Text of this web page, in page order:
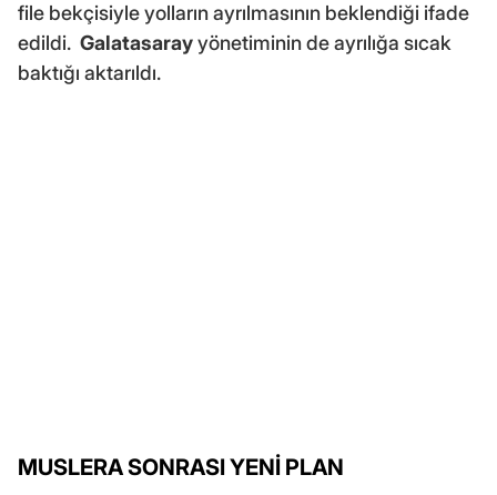
file bekçisiyle yolların ayrılmasının beklendiği ifade
edildi. Galatasarayyönetiminin de ayrılığa sıcak
baktığı aktarıldı.
MUSLERA SONRASI YENİ PLAN